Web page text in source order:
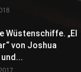
Wüstenschiffe. „El
von Joshua